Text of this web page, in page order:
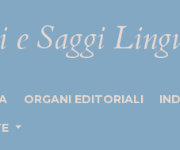
e Saggi
ORGANI EDITORIALI